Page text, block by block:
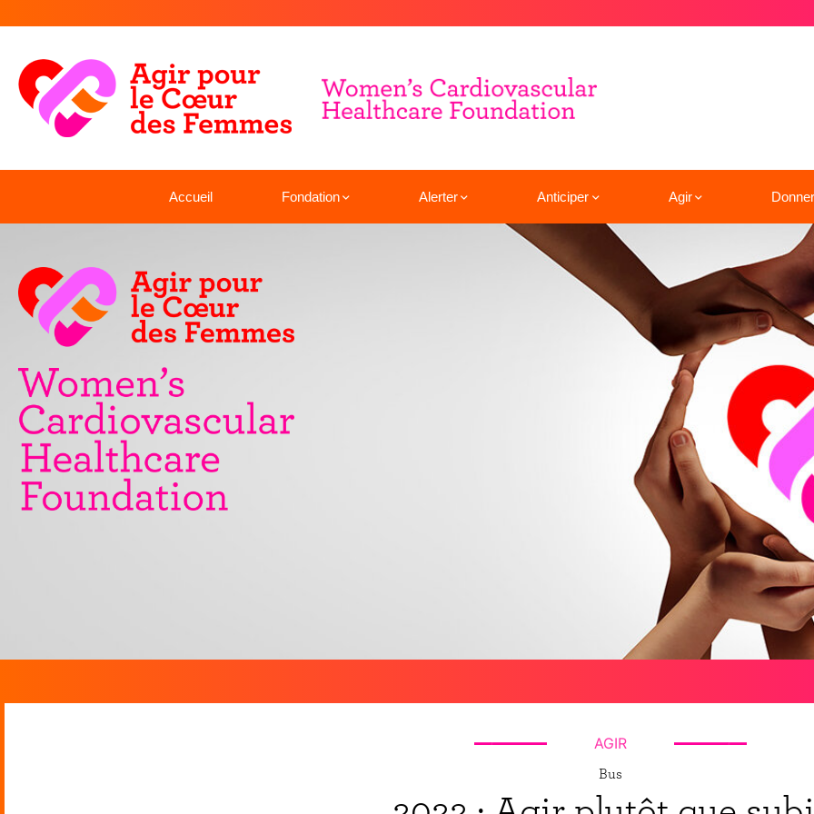
Accueil Fondation Alerter Anticiper Agir Donner
AGIR
Bus